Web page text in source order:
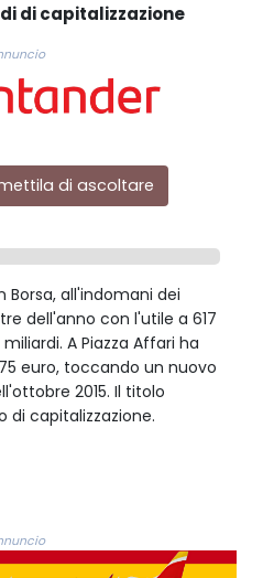
di capitalizzazione
di ascoltare
Borsa, all'indomani dei
dell'anno con l'utile a 617
A Piazza Affari ha
euro, toccando un nuovo
2015. Il titolo
di capitalizzazione.